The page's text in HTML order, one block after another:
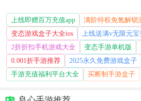
上线即赠百万充值app
满阶特权免氪解锁
变态游戏盒子大全ios
上线送满v无限元
2折折扣手机游戏大全
变态手游单机版
0.001折手游推荐
2025永久免费游戏盒子
手游充值福利平台大全
买断制手游盒子